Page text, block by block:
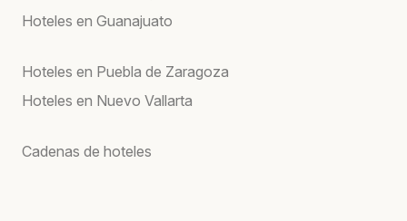
Hoteles en Guanajuato
Hoteles en Puebla de Zaragoza
Hoteles en Nuevo Vallarta
Cadenas de hoteles